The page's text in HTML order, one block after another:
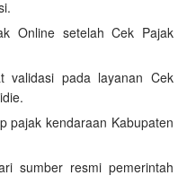
Online setelah Cek Pajak
validasi pada layanan Cek
pajak kendaraan Kabupaten
sumber resmi pemerintah